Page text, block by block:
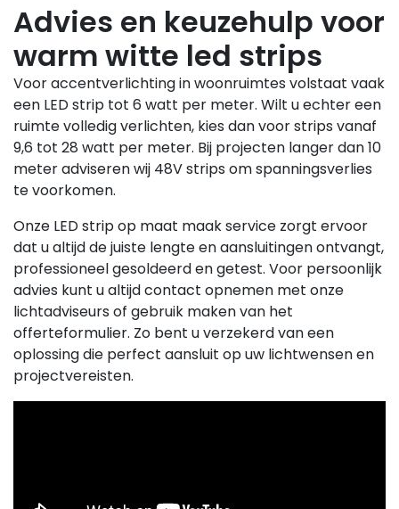
Advies en keuzehulp voor
warm witte led strips
Voor accentverlichting in woonruimtes volstaat vaak
een LED strip tot 6 watt per meter. Wilt u echter een
ruimte volledig verlichten, kies dan voor strips vanaf
9,6 tot 28 watt per meter. Bij projecten langer dan 10
meter adviseren wij 48V strips om spanningsverlies
te voorkomen.
Onze LED strip op maat maak service zorgt ervoor
dat u altijd de juiste lengte en aansluitingen ontvangt,
professioneel gesoldeerd en getest. Voor persoonlijk
advies kunt u altijd contact opnemen met onze
lichtadviseurs of gebruik maken van het
offerteformulier. Zo bent u verzekerd van een
oplossing die perfect aansluit op uw lichtwensen en
projectvereisten.